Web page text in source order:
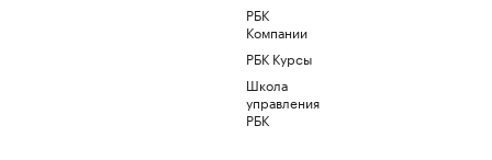
РБК
Компании
РБК Курсы
Школа
управления
РБК